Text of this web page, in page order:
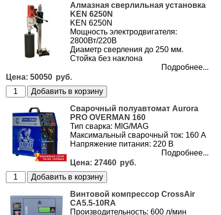
Алмазная сверлильная установка
KEN 6250N
KEN 6250N
Мощность электродвигателя:
2800Вт/220В
Диаметр сверления до 250 мм.
Стойка без наклона
Подробнее...
50050
Сварочный полуавтомат Aurora
PRO OVERMAN 160
Тип сварка: MIG/MAG
Максимальный сварочный ток: 160 А
Напряжение питания: 220 В
Подробнее...
27460
Винтовой компрессор CrossAir
CA5.5-10RA
Производительность: 600 л/мин